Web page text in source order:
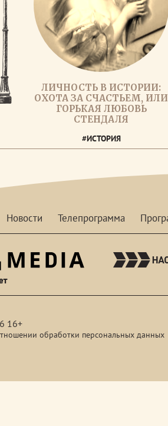
ЛИЧНОСТЬ В ИСТОРИИ:
ОХОТА ЗА СЧАСТЬЕМ, ИЛИ
ГОРЬКАЯ ЛЮБОВЬ
СТЕНДАЛЯ
#ИСТОРИЯ
Новости Телепрограмма
16+
обработки персональных данных